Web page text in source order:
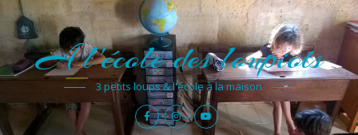
A l'école des loupiots
3 petits loups & l'école à la maison